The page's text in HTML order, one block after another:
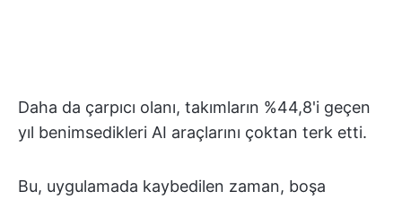
Daha da çarpıcı olanı, takımların %44,8'i geçen
yıl benimsedikleri AI araçlarını çoktan terk etti.
Bu, uygulamada kaybedilen zaman, boşa